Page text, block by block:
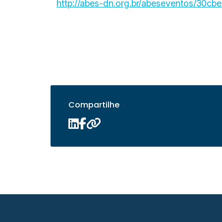
http://abes-dn.org.br/abeseventos/
Compartilhe